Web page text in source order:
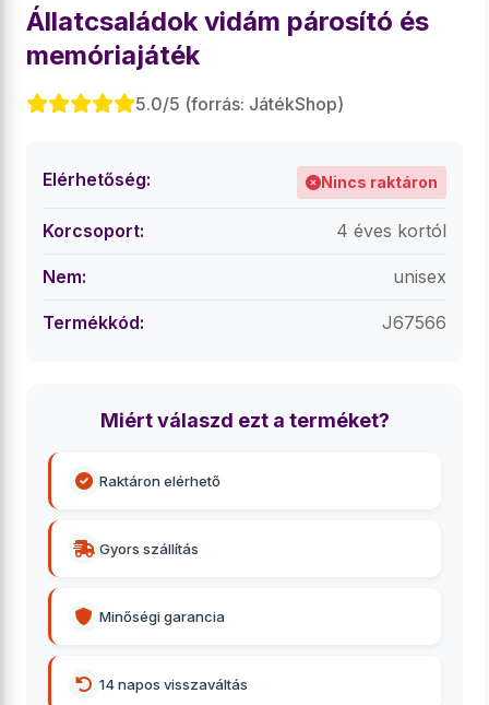
Állatcsaládok vidám párosító és
memóriajáték
5.0/5 (forrás: JátékShop)
Elérhetőség: Nincs raktáron
Korcsoport: 4 éves kortól
Nem: unisex
Termékkód: J67566
Miért válaszd ezt a terméket?
Raktáron elérhető
Gyors szállítás
Minőségi garancia
14 napos visszaváltás